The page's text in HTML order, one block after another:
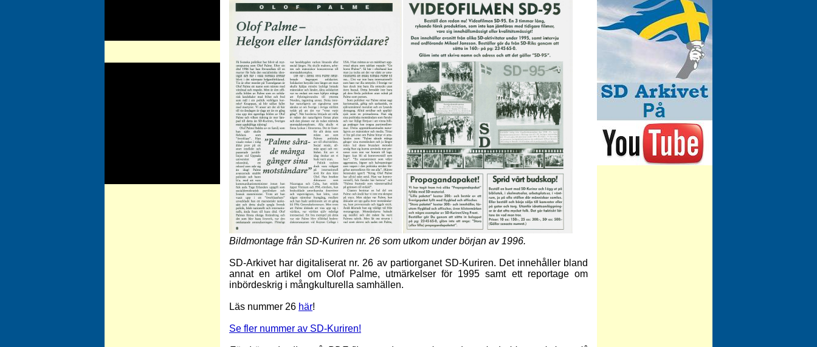
Bildmontage från SD-Kuriren nr. 26 som utkom under början av 1996.
SD-Arkivet har digitaliserat nr. 26 av partiorganet SD-Kuriren. Det innehåller bland
annat en artikel om Olof Palme, utmärkelser för 1995 samt ett reportage om
inbördeskrig i mångkulturella samhällen.
Läs nummer 26 här!
Se fler nummer av SD-Kuriren!